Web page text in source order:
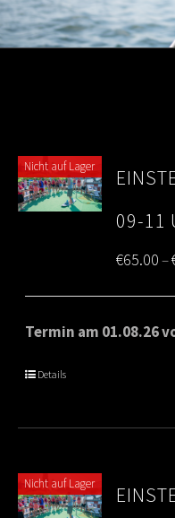
Nicht auf Lager
09-11
€65.00–
Termin am 01.08.26
Details
Nicht auf Lager